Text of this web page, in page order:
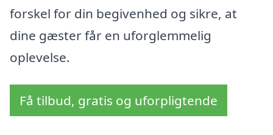
forskel for din begivenhed og sikre, at
dine gæster får en uforglemmelig
oplevelse.
Få tilbud, gratis og uforpligtende